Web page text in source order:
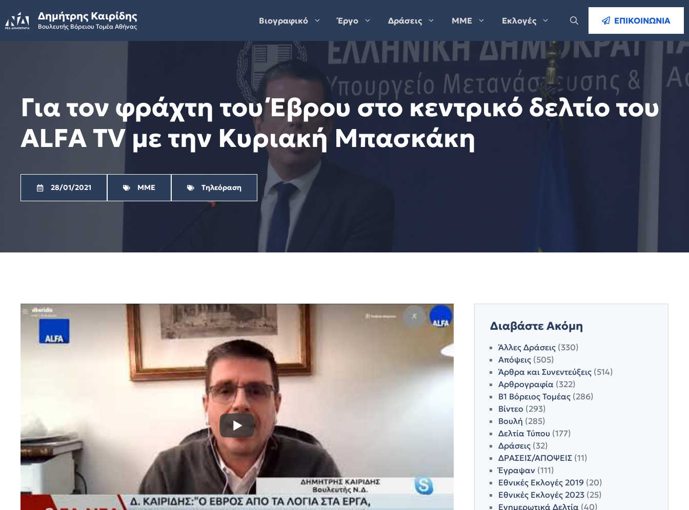
to
content
Δημήτρης Καιρίδης
Βουλευτής Βόρειου Τομέα Αθήνας
Βιογραφικό Έργο Δράσεις ΜΜΕ Εκλογές ΕΠΙΚΟΙΝΩΝΙΑ
Για τον φράχτη του Έβρου στο κεντρικό δελτίο του
ALFA TV με την Κυριακή Μπασκάκη
28/01/2021 ΜΜΕ Τηλεόραση
Διαβάστε Ακόμη
Άλλες Δράσεις(330)
Απόψεις(505)
Άρθρα και Συνεντεύξεις(514)
Αρθρογραφία(322)
Β1 Βόρειος Τομέας(286)
Βίντεο (293)
Βουλή (285)
Δελτία Τύπου(177)
Δράσεις(32)
ΔΡΑΣΕΙΣ/ΑΠΟΨΕΙΣ(11)
Έγραψαν (111)
Εθνικές Εκλογές 2019 (20)
Εθνικές Εκλογές 2023(25)
Ενημερωτικά Δελτία(40)